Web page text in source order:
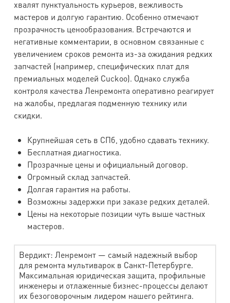
хвалят пунктуальность курьеров, вежливость
мастеров и долгую гарантию. Особенно отмечают
прозрачность ценообразования. Встречаются и
негативные комментарии, в основном связанные с
увеличением сроков ремонта из-за ожидания редких
запчастей (например, специфических плат для
премиальных моделей Cuckoo). Однако служба
контроля качества Ленремонта оперативно реагирует
на жалобы, предлагая подменную технику или
скидки.
Крупнейшая сеть в СПб, удобно сдавать технику.
Бесплатная диагностика.
Прозрачные цены и официальный договор.
Огромный склад запчастей.
Долгая гарантия на работы.
Возможны задержки при заказе редких деталей.
Цены на некоторые позиции чуть выше частных
мастеров.
Вердикт: Ленремонт — самый надежный выбор
для ремонта мультиварок в Санкт-Петербурге.
Максимальная юридическая защита, профильные
инженеры и отлаженные бизнес-процессы делают
их безоговорочным лидером нашего рейтинга.